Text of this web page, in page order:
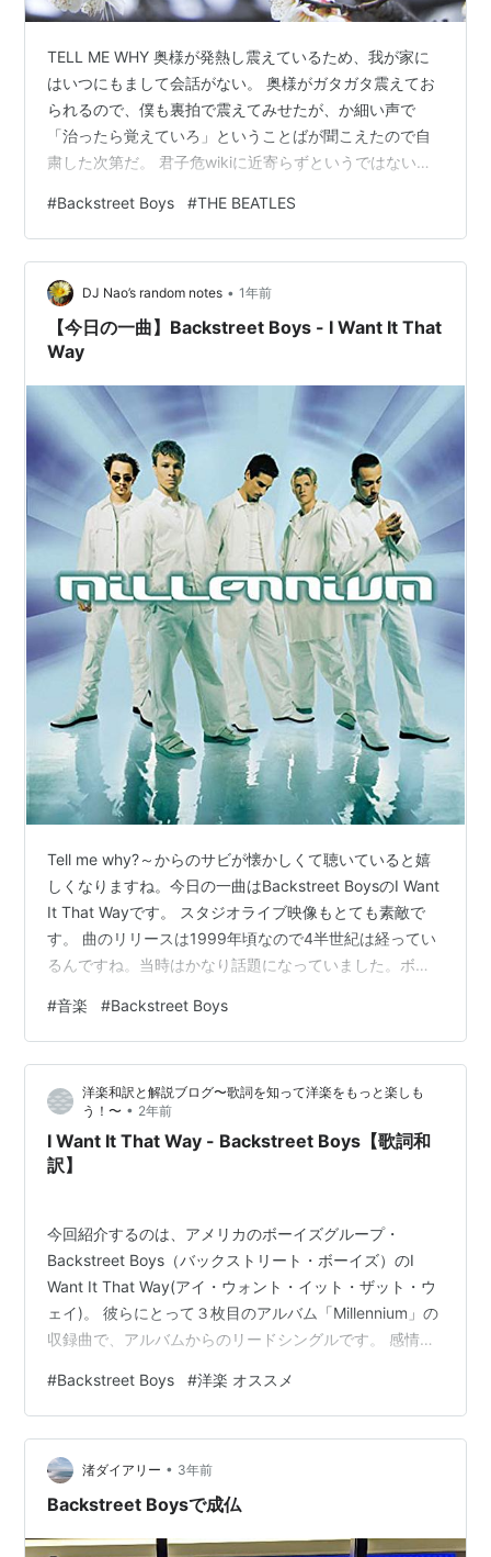
い
う、ドアを開けておきます。私達は彼の将来がベストで
ある事を願っています。」と公式サイトでコメントを残
した。
その後Kevinはブロードウェイ「シカゴ」の弁護士ビリ
ー・フリン役で2007年2月の日本公演で来日するなど活
動している。
またBrianのソロ活動"ウェルカムホームツアー"(07年2
月26日の公演)ではKevinが*3飛び入り参加し「I Want It
That Way」を一緒に歌った。
2007年10月24日、4人となって初めてのNew
Album「Unbreakable」をリリース。
2012年7月、オリジナルメンバー5人でニューアルバム
のレコーディングを始めたことを発表。
ディスコグラフィー
Album
Backstreet Boys（1996年11月21日）
Backstreet's Back（1997年8月1日）
Millennium（1999年4月28日）
Black & Blue（2000年11月15日）
The Gratest Hits Chapter One（2001年10月24
日）
Never Gone（2005年6月8日）
Unbreakable（2007月10月24日）
This is Us（2009年10月6日）
来日公演
2001年
ドーム 25日 大阪ドーム
2004年
9月29日、30日、10月1日、2日、3日 国立代々
2006年
1月7日、8日 東京ドーム 10日 名古屋レインボ
ーホール 12日 大阪ドーム
2008年
1月11日(金)東京ドーム
1月15日(火)大阪城ホール
VERY BEST OF
TELL ME WHY 奥様が発熱し震えているため、我が家に
はいつにもまして会話がない。 奥様がガタガタ震えてお
られるので、僕も裏拍で震えてみせたが、か細い声で
「治ったら覚えていろ」ということばが聞こえたので自
粛した次第だ。 君子危wikiに近寄らずというではない
日ほど何も食べていない。 アクエリアスしか飲みたくな
いとのことなので、そばでハンバーガーと唐揚げを食べ
てみせたが、蚊が飛んでいるかのような声で「絶対に許
さん」と娘さんをくださいと言われたお父さんのような
ことを言い出したので再び自粛に至った。 PAKUTASO
(www.pakuta…
#Backstreet Boys #THE BEATLES
DJ Nao’s random notes • 1年前
【今日の一曲】Backstreet Boys - I Want It That
Way
Tell me why?～からのサビが懐かしくて聴いていると嬉
しくなりますね。今日の一曲はBackstreet BoysのI Want
It That Wayです。 スタジオライブ映像もとても素敵で
す。 曲のリリースは1999年頃なので4半世紀は経ってい
るんですね。当時はかなり話題になっていました。ボー
す。 今聴いてもカッコイイですね。是非ご試聴くださ
い。
#音楽 #Backstreet Boys
洋楽和訳と解説ブログ〜歌詞を知って洋楽をもっと楽しも
う！〜 • 2年前
I Want It That Way - Backstreet Boys【歌詞和
訳】
今回紹介するのは、アメリカのボーイズグループ・
Backstreet Boys（バックストリート・ボーイズ）のI
Want It That Way(アイ・ウォント・イット・ザット・ウ
ェイ)。 彼らにとって３枚目のアルバム「Millennium」の
収録曲で、アルバムからのリードシングルです。 感情
ています。 曲名の「I Want It That Way」の意味につい
て、上述の通り、感情的・距離的に離れている意中の人
に近づきたい、一緒にいたいという思いが綴られている
ことから、「君と共に人生を歩みたいんだ」と訳しまし
た。 ~~~~~ Tell me w…
#Backstreet Boys #洋楽 オススメ
渚ダイアリー • 3年前
Backstreet Boysで成仏